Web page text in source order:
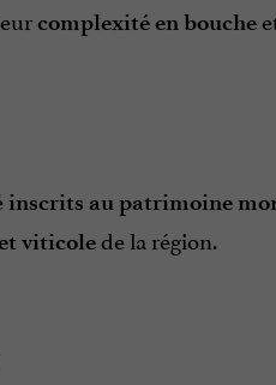
complexité en bouche
inscrits au patrimoine
viticolede la région.